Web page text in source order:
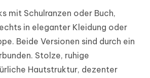
mit Schulranzen oder Buch,
in eleganter Kleidung oder
Beide Versionen sind durch ein
Stolze, ruhige
Hautstruktur, dezenter